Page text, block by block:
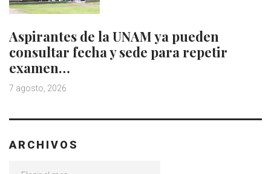
Aspirantes de la UNAM ya pueden
consultar fecha y sede para repetir
examen…
7 agosto, 2026
ARCHIVOS